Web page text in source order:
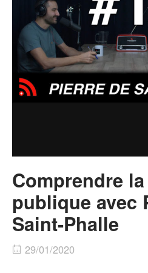
Comprendre
publique avec
Saint-Phalle
29/01/2020